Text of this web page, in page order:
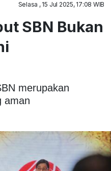
Selasa , 15 Jul 2025, 17:08 WIB
SBN Bukan
merupakan
aman